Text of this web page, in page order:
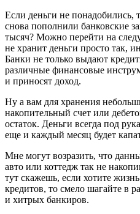
Если деньги не понадобились,
снова пополнили банковские
тысяч? Можно перейти на
не хранит деньги просто так,
Банки не только выдают
различные финансовые
и приносят доход.
Ну а вам для хранения
накопительный счет или
остаток. Деньги всегда под
еще и каждый месяц будет
Мне могут возразить, что
авто или коттедж так не
тут скажешь, если хотите
кредитов, то смело шагайте в
и хитрых банкиров.